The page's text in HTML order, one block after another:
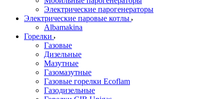
Электрические парогенераторы
Электрические паровые котлы
Albamakina
Горелки
Газовые
Дизельные
Мазутные
Газомазутные
Газовые горелки Ecoflam
Газодизельные